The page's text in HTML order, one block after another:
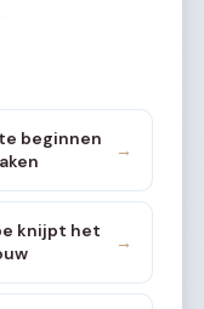
beginnen
→
knijpt het
→